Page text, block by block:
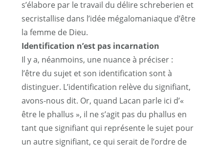
s’élabore par le travail du délire schreberien et
secristallise dans l’idée mégalomaniaque d’être
la femme de Dieu.
Identification n’est pas incarnation
Il y a, néanmoins, une nuance à préciser :
l’être du sujet et son identification sont à
distinguer. L’identification relève du signifiant,
avons-nous dit. Or, quand Lacan parle ici d’«
être le phallus », il ne s’agit pas du phallus en
tant que signifiant qui représente le sujet pour
un autre signifiant, ce qui serait de l’ordre de